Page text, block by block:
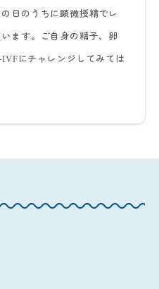
日のうちに顕微授精でレ
ます。ご自身の精子、卵
IVF にチャレンジしてみては